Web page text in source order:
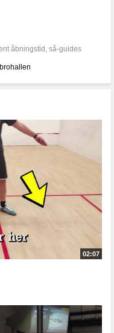
åbningstid , så-guides
02:07